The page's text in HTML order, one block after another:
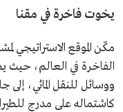
يخوت فاخرة في مقنا
مكّن الموقع الاستراتيجي
ووسائل للنقل المائي،
كاشتماله على مدرج للطيران الخاص، و5